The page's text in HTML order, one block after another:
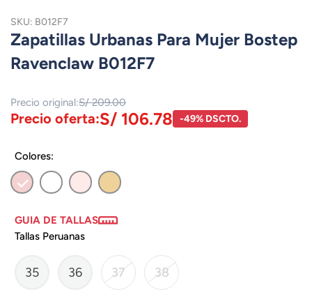
SKU: B012F7
Zapatillas Urbanas Para Mujer Bostep
Ravenclaw B012F7
Precio original:S/ 209.00
Precio oferta:S/ 106.78 -49% DSCTO.
Colores:
GUIA DE TALLAS
Tallas Peruanas
35 36 37 38